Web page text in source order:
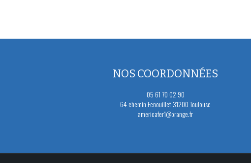
NOS COORDONNÉES
05 61 70 02 90
64 chemin Fenouillet 31200 Toulouse
americafer1@orange.fr